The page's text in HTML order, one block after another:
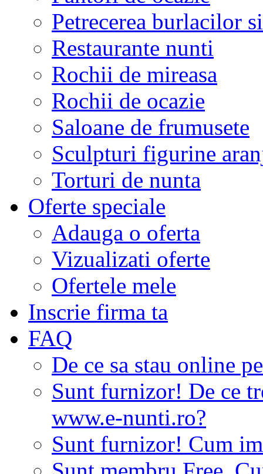
Petrecerea burlacilor
Restaurante nunti
Rochii de mireasa
Rochii de ocazie
Saloane de frumusete
Sculpturi figurine
Torturi de nunta
Oferte speciale
Adauga o oferta
Vizualizati oferte
Ofertele mele
Inscrie firma ta
FAQ
De ce sa stau online
Sunt furnizor! De ce
www.e-nunti.ro?
Sunt furnizor! Cum